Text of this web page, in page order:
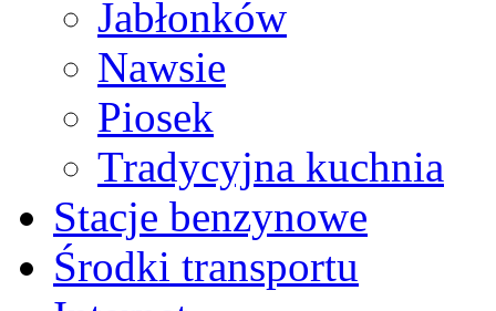
Jabłonków
Nawsie
Piosek
Tradycyjna kuchnia
Stacje benzynowe
Środki transportu